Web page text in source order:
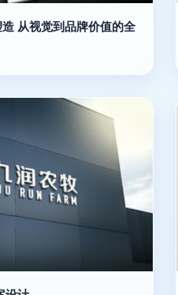
从视觉到品牌价值的全